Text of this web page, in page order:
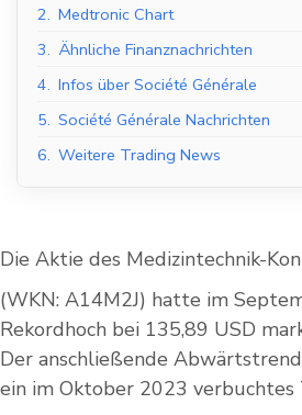
2. Medtronic Chart
3. Ähnliche Finanznachrichten
4. Infos über Société Générale
5. Société Générale Nachrichten
6. Weitere Trading News
Die Aktie des Medizintechnik-
(WKN: A14M2J) hatte im
Rekordhoch bei 135,89 USD
Der anschließende
ein im Oktober 2023 verbuchtes